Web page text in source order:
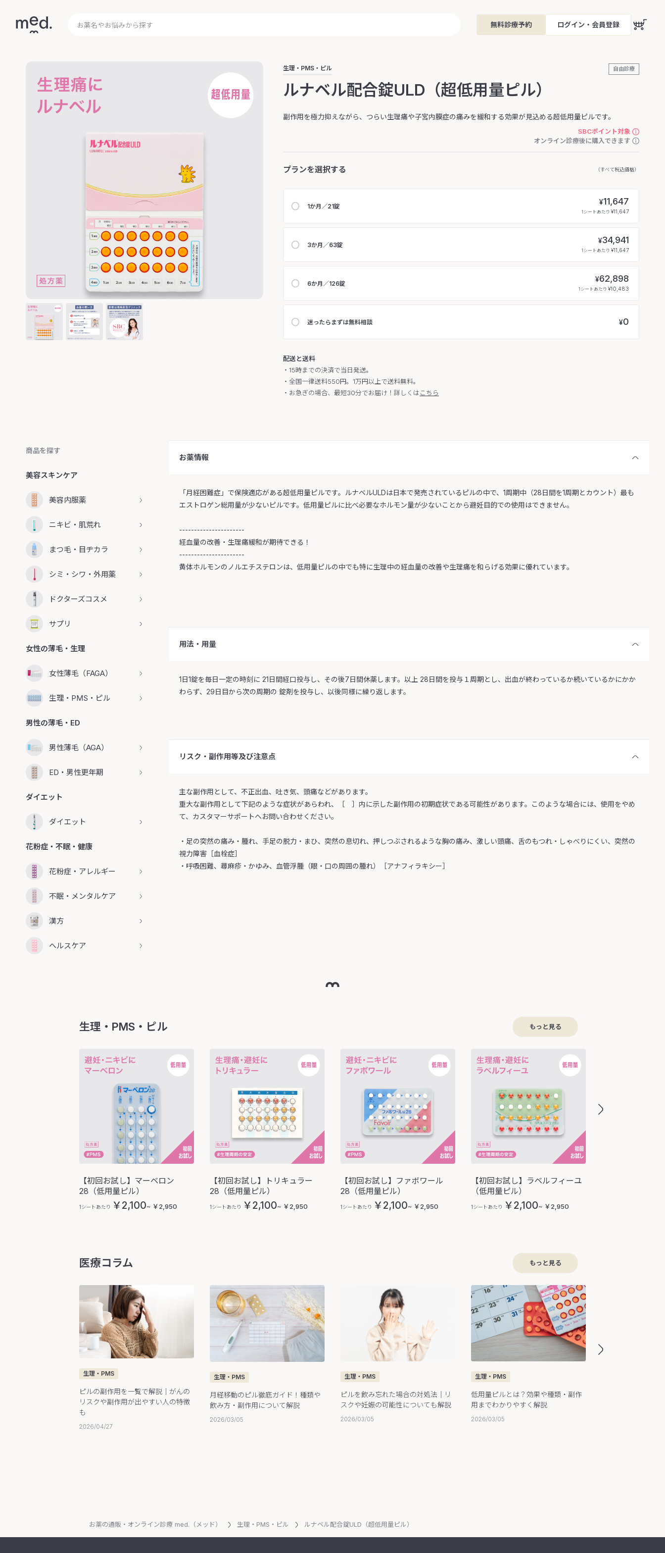
無料診療予約 ログイン・会員登録
自由診療
生理・PMS・ピル
ルナベル配合錠ULD（超低用量ピル）
副作用を極力抑えながら、つらい生理痛や子宮内膜症の痛みを緩和する効果が見込める超低用量ピルです。
SBCポイント対象
オンライン診療後に購入できます
プランを選択する （すべて税込価格）
1か月／21錠
¥11,647
1シートあたり ¥11,647
3か月／63錠
¥34,941
1シートあたり ¥11,647
6か月／126錠
¥62,898
1シートあたり ¥10,483
迷ったらまずは無料相談 ¥0
配送と送料
・15時までの決済で当日発送。
・全国一律送料550円。1万円以上で送料無料。
・お急ぎの場合、最短30分でお届け！詳しくはこちら
商品を探す
美容スキンケア
美容内服薬
ニキビ・肌荒れ
まつ毛・目ヂカラ
シミ・シワ・外用薬
ドクターズコスメ
サプリ
女性の薄毛・生理
女性薄毛（FAGA）
生理・PMS・ピル
男性の薄毛・ED
男性薄毛（AGA）
ED・男性更年期
ダイエット
ダイエット
花粉症・不眠・健康
花粉症・アレルギー
不眠・メンタルケア
漢方
ヘルスケア
お薬情報
「月経困難症」で保険適応がある超低用量ピルです。ルナベルULDは日本で発売されているピルの中で、1周期中（28日間を1周期とカウント）最も
エストロゲン総用量が少ないピルです。低用量ピルに比べ必要なホルモン量が少ないことから避妊目的での使用はできません。
----------------------
経血量の改善・生理痛緩和が期待できる！
----------------------
黄体ホルモンのノルエチステロンは、低用量ピルの中でも特に生理中の経血量の改善や生理痛を和らげる効果に優れています。
用法・用量
1日1錠を毎日一定の時刻に 21日間経口投与し、その後7日間休薬します。以上 28日間を投与１周期とし、出血が終わっているか続いているかにかか
わらず、29日目から次の周期の 錠剤を投与し、以後同様に繰り返します。
リスク・副作用等及び注意点
主な副作用として、不正出血、吐き気、頭痛などがあります。
重大な副作用として下記のような症状があらわれ、［ ］内に示した副作用の初期症状である可能性があります。このような場合には、使用をやめ
て、カスタマーサポートへお問い合わせください。
・足の突然の痛み・腫れ、手足の脱力・まひ、突然の息切れ、押しつぶされるような胸の痛み、激しい頭痛、舌のもつれ・しゃべりにくい、突然の
視力障害［血栓症］
・呼吸困難、蕁麻疹・かゆみ、血管浮腫（眼・口の周囲の腫れ）［アナフィラキシー］
生理・PMS・ピル もっと見る
【初回お試し】マーベロン
28（低用量ピル）
1シートあたり ￥2,100~ ￥2,950
【初回お試し】トリキュラー
28（低用量ピル）
1シートあたり ￥2,100~ ￥2,950
【初回お試し】ファボワール
28（低用量ピル）
1シートあたり ￥2,100~ ￥2,950
【初回お試し】ラベルフィーユ
（低用量ピル）
1シートあたり ￥2,100~ ￥2,950
医療コラム もっと見る
生理・PMS
ピルの副作用を一覧で解説｜がんの
リスクや副作用が出やすい人の特徴
も
2026/04/27
生理・PMS
月経移動のピル徹底ガイド！種類や
飲み方・副作用について解説
2026/03/05
生理・PMS
ピルを飲み忘れた場合の対処法｜リ
スクや妊娠の可能性についても解説
2026/03/05
生理・PMS
低用量ピルとは？効果や種類・副作
用までわかりやすく解説
2026/03/05
お薬の通販・オンライン診療 med.（メッド） 生理・PMS・ピル ルナベル配合錠ULD（超低用量ピル）